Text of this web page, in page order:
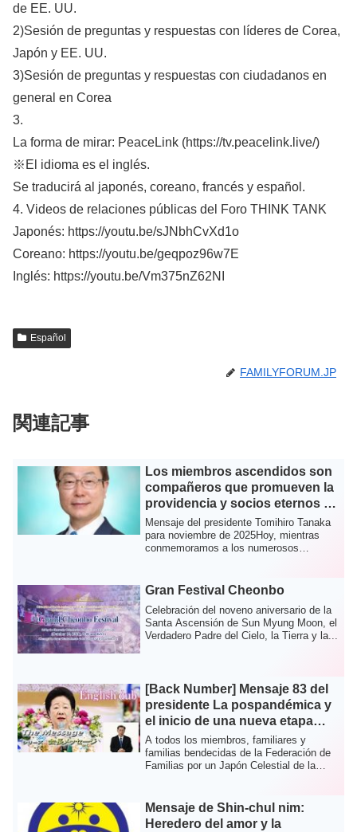
de EE. UU.
2)Sesión de preguntas y respuestas con líderes de Corea,
Japón y EE. UU.
3)Sesión de preguntas y respuestas con ciudadanos en
general en Corea
3.
La forma de mirar: PeaceLink (https://tv.peacelink.live/)
※El idioma es el inglés.
Se traducirá al japonés, coreano, francés y español.
4. Videos de relaciones públicas del Foro THINK TANK
Japonés: https://youtu.be/sJNbhCvXd1o
Coreano: https://youtu.be/geqpoz96w7E
Inglés: https://youtu.be/Vm375nZ62NI
Español
FAMILYFORUM.JP
関連記事
Los miembros ascendidos son
compañeros que promueven la
providencia y socios eternos en
el amor
Mensaje del presidente Tomihiro Tanaka
para noviembre de 2025Hoy, mientras
conmemoramos a los numerosos
Gran Festival Cheonbo
Celebración del noveno aniversario de la
Santa Ascensión de Sun Myung Moon, el
Verdadero Padre del Cielo, la Tierra y la...
[Back Number] Mensaje 83 del
presidente La pospandémica y
el inicio de una nueva etapa
providencial
A todos los miembros, familiares y
familias bendecidas de la Federación de
Familias por un Japón Celestial de la
Mensaje de Shin-chul nim:
Heredero del amor y la